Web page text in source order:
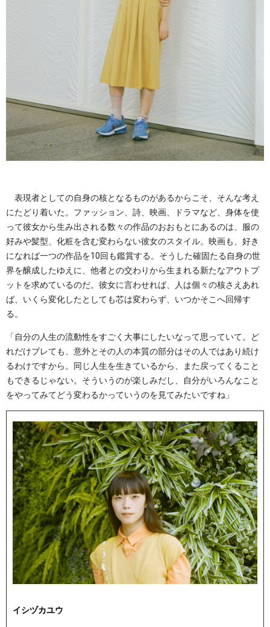
表現者としての自身の核となるものがあるからこそ、そんな考え
にたどり着いた。ファッション、詩、映画、ドラマなど、身体を使
って彼女から生み出される数々の作品のおおもとにあるのは、服の
好みや髪型、化粧を含む変わらない彼女のスタイル。映画も、好き
になれば一つの作品を10回も鑑賞する。そうした確固たる自身の世
界を醸成したゆえに、他者との交わりから生まれる新たなアウトプ
ットを求めているのだ。彼女に言わせれば、人は個々の核さえあれ
ば、いくら変化したとしても芯は変わらず、いつかそこへ回帰す
る。
「自分の人生の流動性をすごく大事にしたいなって思っていて。ど
れだけブレても、意外とその人の本質の部分はその人ではあり続け
るわけですから。同じ人生を生きているから、また戻ってくること
もできるじゃない。そういうのが楽しみだし、自分がいろんなこと
をやってみてどう変わるかっていうのを見てみたいですね」
イシヅカユウ